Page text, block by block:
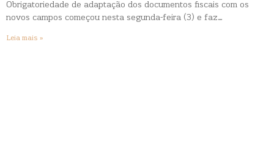
Obrigatoriedade de adaptação dos documentos fiscais com os
novos campos começou nesta segunda-feira (3) e faz…
Leia mais »